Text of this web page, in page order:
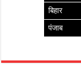
बिहार
पंजाब